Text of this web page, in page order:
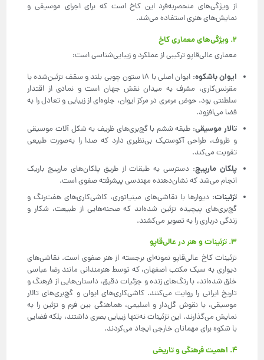
از ویژگی‌های منحصربه‌فرد این کاخ است که برای اجرای موسیقی و
نمایش‌های هنری استفاده می‌شد.
2. ویژگی‌های معماری کاخ
معماری عالی‌قاپو ترکیبی از عملکرد و زیبایی‌شناسی است:
ایوان باشکوه
: ایوان اصلی با 18 ستون چوبی بلند و سقف تزئین‌شده با
مقرنس‌کاری، مشرف به میدان نقش جهان است و نمادی از اقتدار
سلطنتی بود. حوض مرمری در مرکز ایوان، جلوه‌ای از زیبایی و تعادل را به
فضا می‌افزود.
تالار موسیقی: طبقه ششم با گچ‌بری‌های ظریف به شکل آلات موسیقی
و ظروف، طراحی آکوستیک بی‌نظیری دارد که صدا را به‌صورت طبیعی
تقویت می‌کند.
پلکان مارپیچ: دسترسی به طبقات از طریق پلکان‌های مارپیچ باریک
انجام می‌شد که نشان‌دهنده مهندسی پیشرفته صفوی است.
تزئینات: دیوارها با نقاشی‌های مینیاتوری، کاشی‌کاری‌های هفت‌رنگ و
گچ‌بری‌های پیچیده تزئین شده‌اند که صحنه‌هایی از طبیعت، شکار و
زندگی درباری را به تصویر می‌کشند.
3. تزئینات و هنر در عالی‌قاپو
تزئینات کاخ عالی‌قاپو نمونه‌ای برجسته از هنر صفوی است. نقاشی‌های
دیواری به سبک مکتب اصفهان، که توسط هنرمندانی مانند رضا عباسی
خلق شده‌اند، با رنگ‌های زنده و جزئیات دقیق، داستان‌هایی از فرهنگ و
تاریخ ایرانی را روایت می‌کنند. کاشی‌کاری‌های ایوان و گچ‌بری‌های تالار
موسیقی، با نقوش گل‌دار و اسلیمی، هماهنگی بین فرم و تزئین را به
نمایش می‌گذارند. این تزئینات نه‌تنها زیبایی بصری داشتند، بلکه فضایی
با شکوه برای مهمانان خارجی ایجاد می‌کردند.
4. اهمیت فرهنگی و تاریخی